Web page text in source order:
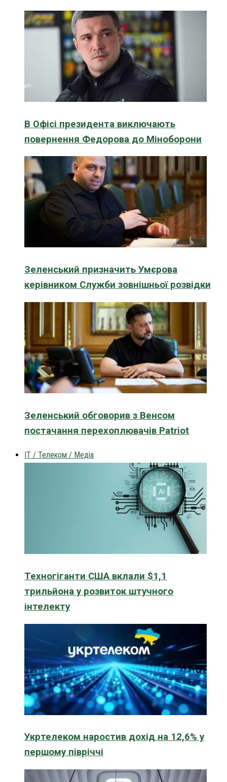
В Офісі президента виключають
повернення Федорова до Міноборони
Зеленський призначить Умєрова
керівником Служби зовнішньої розвідки
Зеленський обговорив з Венсом
постачання перехоплювачів Patriot
IT / Телеком / Медіа
Техногіганти США вклали $1,1
трильйона у розвиток штучного
інтелекту
Укртелеком наростив дохід на 12,6% у
першому півріччі